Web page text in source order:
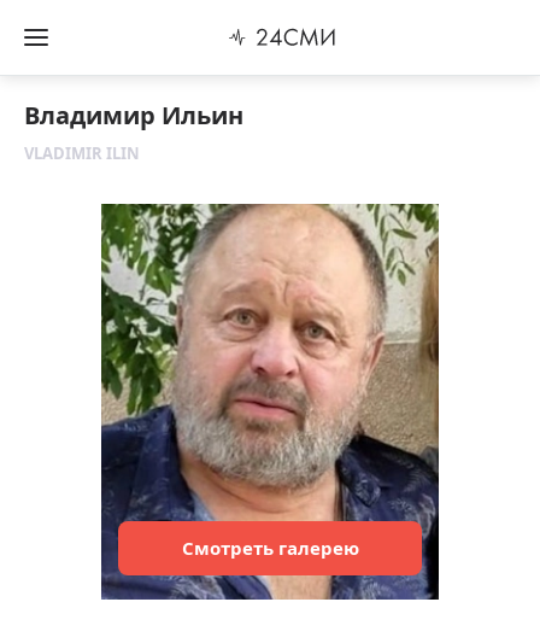
Владимир Ильин
VLADIMIR ILIN
Смотреть галерею